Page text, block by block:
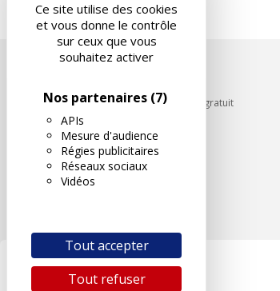
Ce site utilise des cookies
et vous donne le contrôle
sur ceux que vous
souhaitez activer
Nos partenaires (7)
APIs
Mesure d'audience
Régies publicitaires
Réseaux sociaux
Vidéos
Tout accepter
Tout refuser
Rappel contrôle technique gratuit
Partenariats/Remises
Liens utiles
Contact
Plan du site